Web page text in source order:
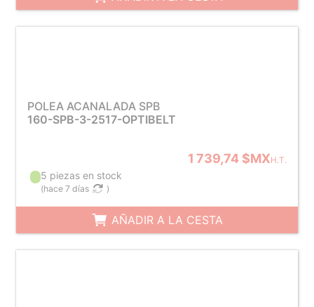
POLEA ACANALADA SPB
160-SPB-3-2517-OPTIBELT
1 739,74 $MXH.T.
5 piezas en stock
(hace 7 días )
AÑADIR A LA CESTA